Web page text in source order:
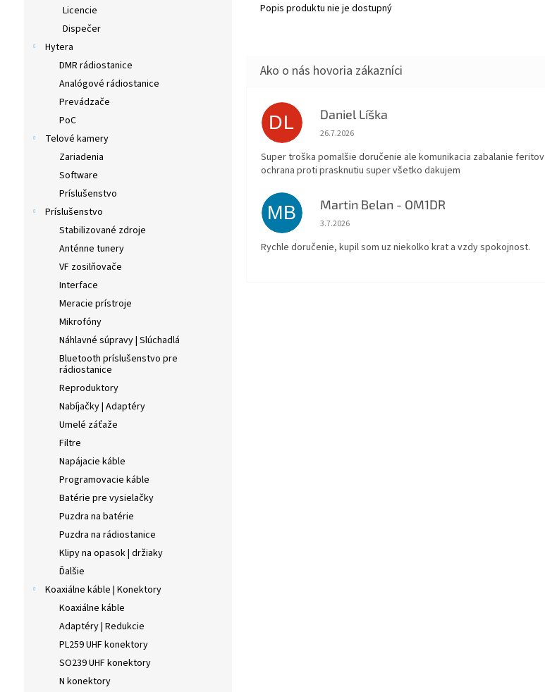
Licencie
Dispečer
Hytera
DMR rádiostanice
Analógové rádiostanice
Prevádzače
PoC
Telové kamery
Zariadenia
Software
Príslušenstvo
Príslušenstvo
Stabilizované zdroje
Anténne tunery
VF zosilňovače
Interface
Meracie prístroje
Mikrofóny
Náhlavné súpravy | Slúchadlá
Bluetooth príslušenstvo pre
rádiostanice
Reproduktory
Nabíjačky | Adaptéry
Umelé záťaže
Filtre
Napájacie káble
Programovacie káble
Batérie pre vysielačky
Puzdra na batérie
Puzdra na rádiostanice
Klipy na opasok | držiaky
Ďalšie
Koaxiálne káble | Konektory
Koaxiálne káble
Adaptéry | Redukcie
PL259 UHF konektory
SO239 UHF konektory
N konektory
Popis produktu nie je dostupný
DL Daniel Líška
Hodnotenie obchodu je 5 z 5 hviezdičiek.
26.7.2026
Super troška pomalšie doručenie ale komunikacia zabalanie feritov
ochrana proti prasknutiu super všetko dakujem
MB Martin Belan - OM1DR
Hodnotenie obchodu je 5 z 5 hviezdičiek.
3.7.2026
Rychle doručenie, kupil som uz niekolko krat a vzdy spokojnost.